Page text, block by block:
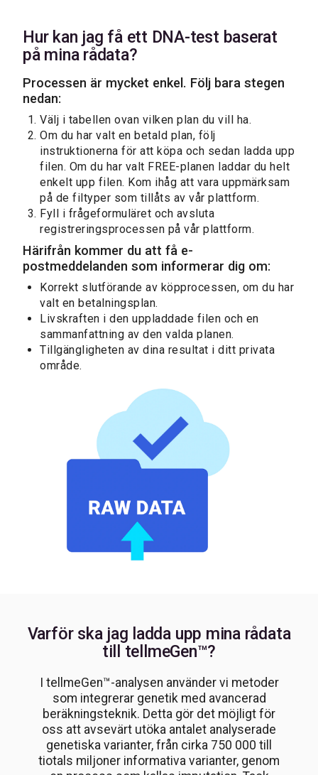
Hur kan jag få ett DNA-test baserat
på mina rådata?
Processen är mycket enkel. Följ bara stegen
nedan:
Välj i tabellen ovan vilken plan du vill ha.
Om du har valt en betald plan, följ
instruktionerna för att köpa och sedan ladda upp
filen. Om du har valt FREE-planen laddar du helt
enkelt upp filen. Kom ihåg att vara uppmärksam
på de filtyper som tillåts av vår plattform.
Fyll i frågeformuläret och avsluta
registreringsprocessen på vår plattform.
Härifrån kommer du att få e-
postmeddelanden som informerar dig om:
Korrekt slutförande av köpprocessen, om du har
valt en betalningsplan.
Livskraften i den uppladdade filen och en
sammanfattning av den valda planen.
Tillgängligheten av dina resultat i ditt privata
område.
Varför ska jag ladda upp mina rådata
till tellmeGen™?
I tellmeGen™-analysen använder vi metoder
som integrerar genetik med avancerad
beräkningsteknik. Detta gör det möjligt för
oss att avsevärt utöka antalet analyserade
genetiska varianter, från cirka 750 000 till
tiotals miljoner informativa varianter, genom